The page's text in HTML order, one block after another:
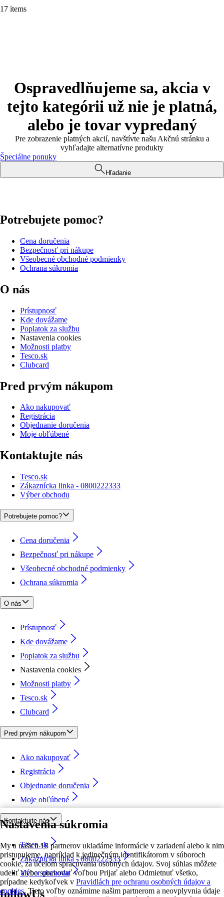
Nastavenia súkromia
My a našich 18 partnerov ukladáme informácie v zariadení alebo k nim
pristupujeme, napríklad k jedinečným identifikátorom v súboroch
cookie, za účelom spracúvania osobných údajov. Svoj súhlas môžete
udeliť alebo spravovať voľbou Prijať alebo Odmietnuť všetko,
prípadne kedykoľvek v Pravidlách pre ochranu osobných údajov a
cookies. Tieto voľby oznámime našim partnerom a neovplyvnia údaje
17 items
Ospravedlňujeme sa, akcia v
tejto kategórii už nie je platná,
alebo je tovar vypredaný
Pre zobrazenie platných akcií, navštívte našu Akčnú stránku a
vyhľadajte alternatívne produkty
Špeciálne ponuky
Hľadanie
Potrebujete pomoc?
Cena doručenia
Bezpečnosť pri nákupe
Všeobecné obchodné podmienky
Ochrana súkromia
O nás
Prístupnosť
Kde dovážame
Poplatok za službu
Nastavenia cookies
Možnosti platby
Tesco.sk
Clubcard
Pred prvým nákupom
Ako nakupovať
Registrácia
Objednanie doručenia
Moje obľúbené
Kontaktujte nás
Tesco.sk
Zákaznícka linka - 0800222333
Výber obchodu
Potrebujete pomoc?
Cena doručenia
Bezpečnosť pri nákupe
Všeobecné obchodné podmienky
Ochrana súkromia
O nás
Prístupnosť
Kde dovážame
Poplatok za službu
Nastavenia cookies
Možnosti platby
Tesco.sk
Clubcard
Pred prvým nákupom
Ako nakupovať
Registrácia
Objednanie doručenia
Moje obľúbené
Kontaktujte nás
Tesco.sk
Zákaznícka linka - 0800222333
Výber obchodu
followUs